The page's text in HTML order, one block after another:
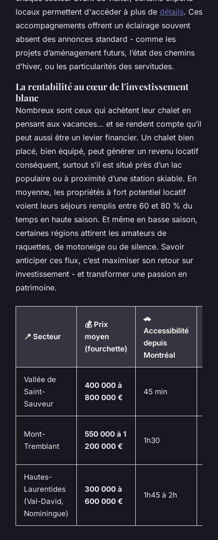
locaux permettent d'accéder à plus de détails. Ces
accompagnements offrent un éclairage souvent
absent des annonces standard - comme les
projets d’aménagement futurs, l’état des chemins
d’hiver, ou les particularités des servitudes.
La rentabilité au cœur de l'investissement
blanc
Nombreux sont ceux qui achètent leur chalet en
pensant aux vacances… et se rendent compte qu’il
peut aussi être un levier financier. Un chalet bien
placé, bien équipé, peut générer un revenu locatif
conséquent, surtout s’il est situé près d’un lac
populaire ou à proximité d’une station skiable. En
moyenne, les propriétés à fort potentiel locatif
voient leurs séjours remplis entre 60 et 80 % du
temps en haute saison. Et même en basse saison,
certaines régions attirent les amateurs de
raquettes, de motoneige ou de silence. Savoir
anticiper ces flux, c’est maximiser son retour sur
investissement - et transformer une passion en
patrimoine.
📍 Secteur
💰 Prix
moyen
(fourchette)
🚗
Accessibilité
depuis
Montréal
Vallée de
Saint-
Sauveur
400 000 à
800 000 €
45 min
Mont-
Tremblant
550 000 à 1
200 000 €
1h30
Hautes-
Laurentides
(Val-David,
Nominingue)
300 000 à
600 000 €
1h45 à 2h